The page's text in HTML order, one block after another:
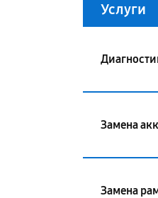
Услуги
Замена
Замена